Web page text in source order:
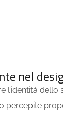
nel
percepite